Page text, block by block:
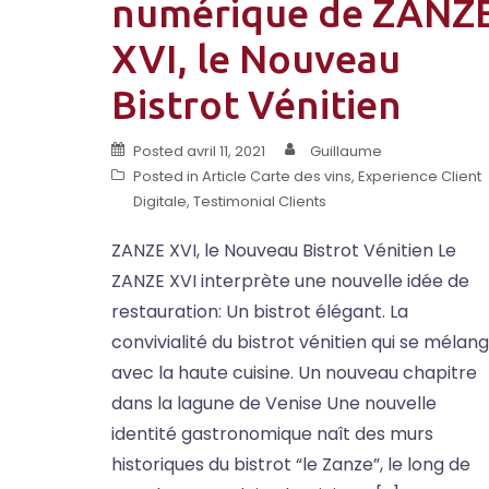
numérique de
XVI, le Nouveau
Bistrot Vénitien
Posted avril 11, 2021
Guillaume
Posted in Article Carte des vins, Experience Client
Digitale, Testimonial Clients
ZANZE XVI, le Nouveau Bistrot Vénitien Le
ZANZE XVI interprète une nouvelle idée de
restauration: Un bistrot élégant. La
convivialité du bistrot vénitien qui se
avec la haute cuisine. Un nouveau chapitre
dans la lagune de Venise Une nouvelle
identité gastronomique naît des murs
historiques du bistrot “le Zanze”, le long de